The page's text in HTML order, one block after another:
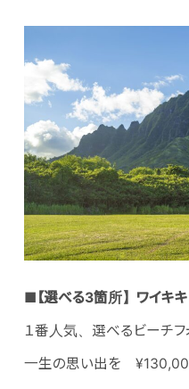
■【選べる3箇所】ワイキ
１番人気、選べるビーチ
一生の思い出を